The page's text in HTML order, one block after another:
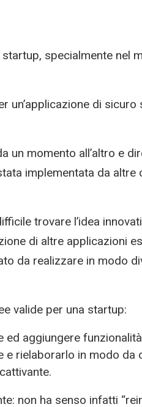
specialmente nel
un’applicazione di
un momento all’altro e
implementata da altre
trovare l’idea
di altre applicazioni
da realizzare in modo
valide per una startup:
aggiungere
e rielaborarlo in modo da
non ha senso infatti